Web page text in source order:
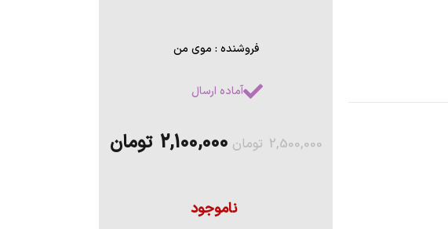
فروشنده : موی من
آماده ارسال
2,500,000 تومان 2,100,000 تومان
ناموجود